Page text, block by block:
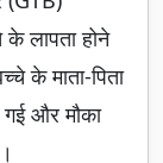
लापता होने
के माता-पिता
और मौका